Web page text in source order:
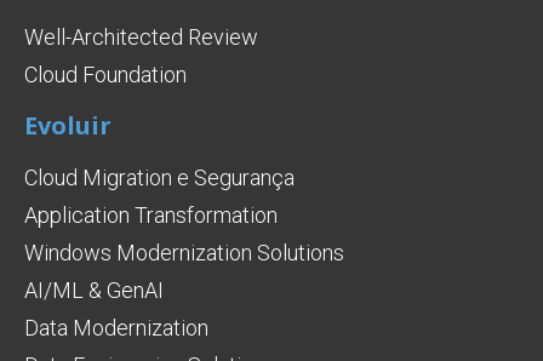
Well-Architected Review
Cloud Foundation
Evoluir
Cloud Migration e Segurança
Application Transformation
Windows Modernization Solutions
AI/ML & GenAI
Data Modernization